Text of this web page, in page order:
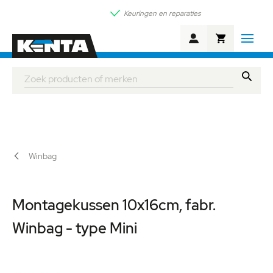
Keuringen en reparaties
Winkelwagen
Winbag
Montagekussen 10x16cm, fabr.
Winbag - type Mini